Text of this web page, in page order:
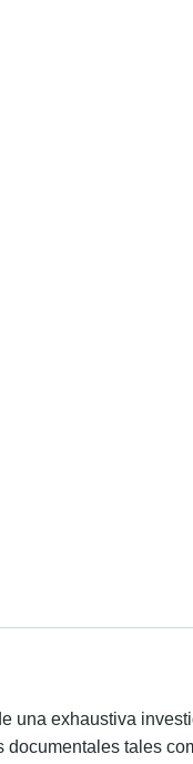
una exhaustiva
tales